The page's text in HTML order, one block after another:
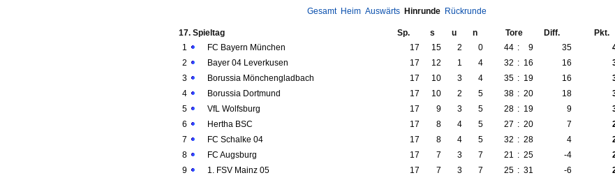
Gesamt Heim AuswärtsHinrunde Rückrunde
17. Spieltag Sp. s u n Tore Diff.
Pkt.
1
FC Bayern München 17 15 2 0 44 : 9 35
2
Bayer 04 Leverkusen 17 12 1 4 32 : 16 16
3
Borussia Mönchengladbach 17 10 3 4 35 : 19 16
4
Borussia Dortmund 17 10 2 5 38 : 20 18
5
VfL Wolfsburg 17 9 3 5 28 : 19 9
6
Hertha BSC 17 8 4 5 27 : 20 7
7
FC Schalke 04 17 8 4 5 32 : 28 4
8
FC Augsburg 17 7 3 7 21 : 25 -4
9
1. FSV Mainz 05 17 7 3 7 25 : 31 -6